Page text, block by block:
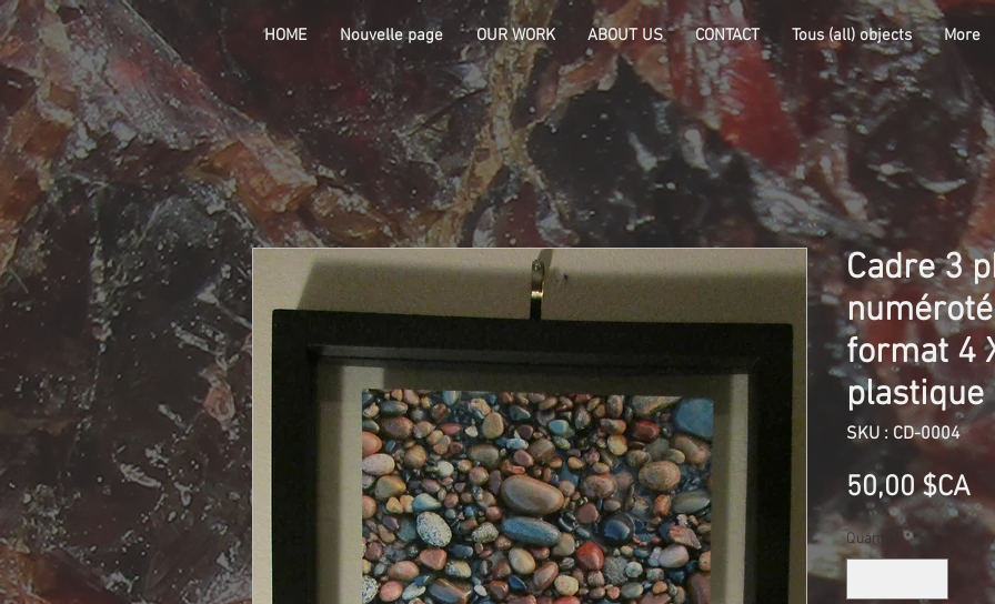
HOME Nouvelle page OUR WORK ABOUT US CONTACT Tous (all) objects More
Cadre 3
format 4
plastique
SKU : CD-0004
50,00 $CA
Quantité *